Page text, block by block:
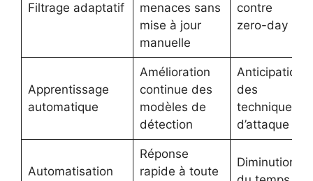
Filtrage adaptatif
menaces sans
mise à jour
manuelle
contre
zero-day
Apprentissage
automatique
Amélioration
continue des
modèles de
détection
Anticipation
des
techniques
d’attaque
Automatisation
Réponse
rapide à toute
Diminution